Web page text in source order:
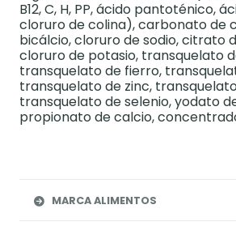
B12, C, H, PP, ácido pantoténico,
cloruro de colina), carbonato de
bicálcio, cloruro de sodio, citrato
cloruro de potasio, transquelato
transquelato de fierro,
transquelato de zinc,
transquelato de selenio, yodato
propionato de calcio,
MARCA ALIMENTOS